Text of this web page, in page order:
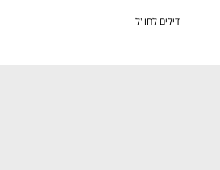
דילים לחו"ל